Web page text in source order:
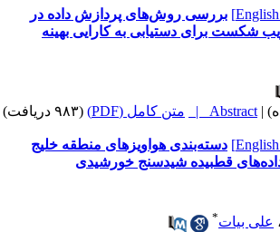
بررسی روش­‌های پردازش داده­ در
برای دستیابی به کارایی بهینه
|
Abstract | متن کامل (PDF) (۹۸۳ دریافت)
دسته‌بندی هواویزهای منطقه خلیج
قطبیده شیدسنج خورشیدی
بیات